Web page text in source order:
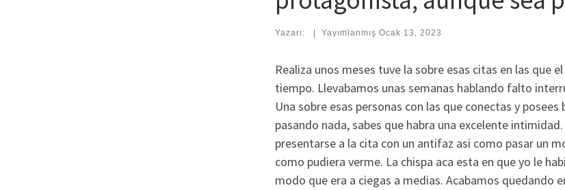
Yazarı: Yayımlanmış Ocak 13, 2023
Realiza unos meses tuve la sobre esas citas en las que
tiempo. Llevabamos unas semanas hablando falto
Una sobre esas personas con las que conectas y
pasando nada, sabes que habra una excelente
presentarse a la cita con un antifaz asi­ como pasar un
como pudiera verme. La chispa aca esta en que yo le
modo que era a ciegas a medias. Acabamos quedando